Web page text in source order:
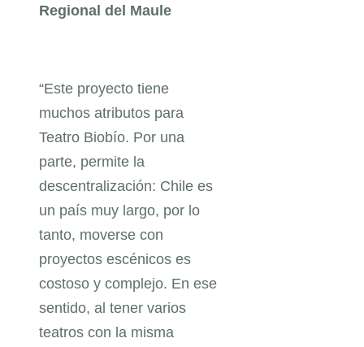
Regional del Maule
“Este proyecto tiene
muchos atributos para
Teatro Biobío. Por una
parte, permite la
descentralización: Chile es
un país muy largo, por lo
tanto, moverse con
proyectos escénicos es
costoso y complejo. En ese
sentido, al tener varios
teatros con la misma